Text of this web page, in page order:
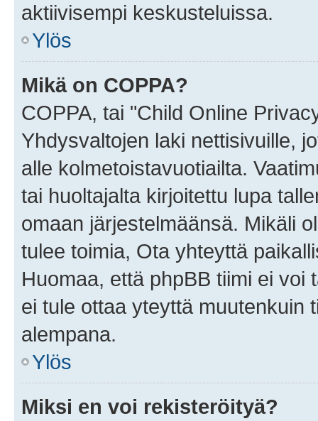
aktiivisempi keskusteluissa.
Ylös
Mikä on COPPA?
COPPA, tai "Child Online
Yhdysvaltojen laki nettisivuille,
alle kolmetoistavuotiailta.
tai huoltajalta kirjoitettu lupa
omaan järjestelmäänsä. Mikäli
tulee toimia, Ota yhteyttä
Huomaa, että phpBB tiimi ei
ei tule ottaa yteyttä muutenkuin
alempana.
Ylös
Miksi en voi rekisteröityä?